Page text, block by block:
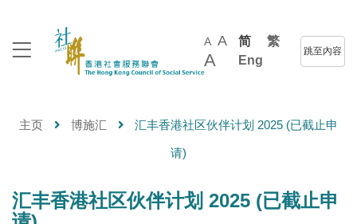
A A
A
简
繁
Eng
跳至內容
主页 博施汇 汇丰香港社区伙伴计划 2025 (已截止申
请)
汇丰香港社区伙伴计划 2025 (已截止申